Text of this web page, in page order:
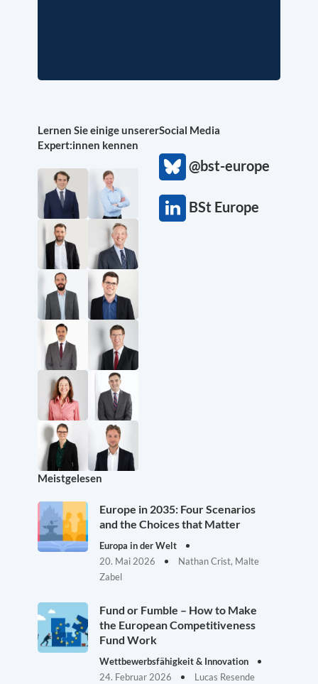
Lernen Sie einige unserer
Expert:innen kennen
Social Media
@bst-europe
BSt Europe
Meistgelesen
Europe in 2035: Four Scenarios
and the Choices that Matter
Europa in der Welt
20. Mai 2026
Nathan Crist, Malte
Zabel
Fund or Fumble – How to Make
the European Competitiveness
Fund Work
Wettbewerbsfähigkeit & Innovation
24. Februar 2026
Lucas Resende